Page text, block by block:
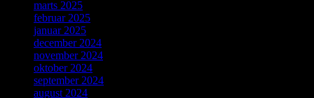
marts 2025
februar 2025
januar 2025
december 2024
november 2024
oktober 2024
september 2024
august 2024